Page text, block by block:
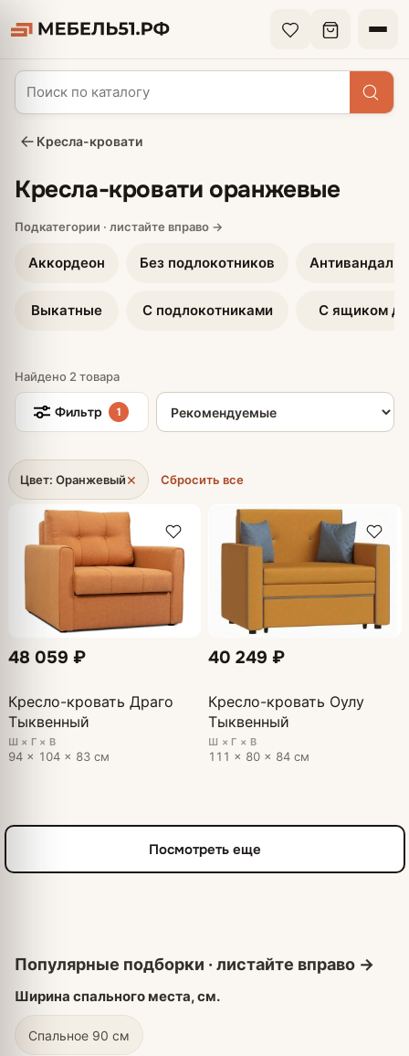
Кресла-кровати
Кресла-кровати оранжевые
Аккордеон
Выкатные
Без подлокотников
С подлокотниками С ящиком
Найдено 2 товара
Фильтр 1
Сортировка товаров
Цвет: Оранжевый× Сбросить все
48 059 ₽
Кресло-кровать Драго
Тыквенный
Ш × Г × В
94 × 104 × 83 см
40 249 ₽
Кресло-кровать Оулу
Тыквенный
Ш × Г × В
111 × 80 × 84 см
Посмотреть еще
Ширина спального места, см.
Спальное 90 см